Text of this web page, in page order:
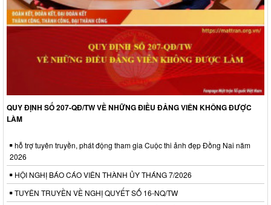
QUY ĐỊNH SỐ 207-QĐ/TW VỀ NHỮNG ĐIỀU ĐẢNG VIÊN KHÔNG ĐƯỢC
LÀM
hỗ trợ tuyên truyền, phát động tham gia Cuộc thi ảnh đẹp Đồng Nai năm
2026
HỘI NGHỊ BÁO CÁO VIÊN THÀNH ỦY THÁNG 7/2026
TUYÊN TRUYỀN VỀ NGHỊ QUYẾT SỐ 16-NQ/TW